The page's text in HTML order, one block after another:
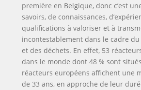
première en Belgique, donc c’est
savoirs, de connaissances,
qualifications à valoriser et à
incontestablement dans le cadre
et des déchets. En effet, 53
dans le monde dont 48 % sont
réacteurs européens affichent une
de 33 ans, en approche de leur